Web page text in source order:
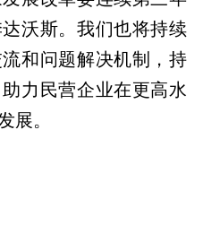
沃斯。我们也将持续
和问题解决机制，持
力民营企业在更高水
展。